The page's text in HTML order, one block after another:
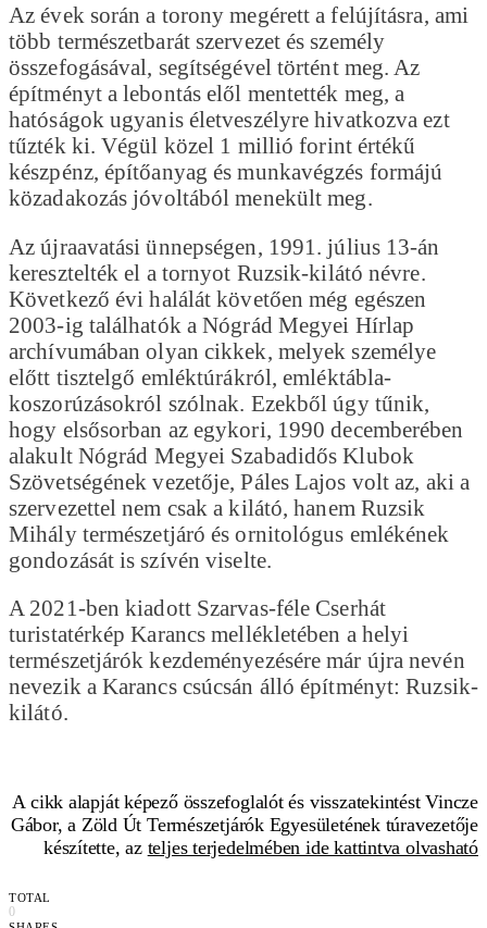
Az évek során a torony megérett a felújításra, ami
több természetbarát szervezet és személy
összefogásával, segítségével történt meg. Az
építményt a lebontás elől mentették meg, a
hatóságok ugyanis életveszélyre hivatkozva ezt
tűzték ki. Végül közel 1 millió forint értékű
készpénz, építőanyag és munkavégzés formájú
közadakozás jóvoltából menekült meg.
Az újraavatási ünnepségen, 1991. július 13-án
keresztelték el a tornyot Ruzsik-kilátó névre.
Következő évi halálát követően még egészen
2003-ig találhatók a Nógrád Megyei Hírlap
archívumában olyan cikkek, melyek személye
előtt tisztelgő emléktúrákról, emléktábla-
koszorúzásokról szólnak. Ezekből úgy tűnik,
hogy elsősorban az egykori, 1990 decemberében
alakult Nógrád Megyei Szabadidős Klubok
Szövetségének vezetője, Páles Lajos volt az, aki a
szervezettel nem csak a kilátó, hanem Ruzsik
Mihály természetjáró és ornitológus emlékének
gondozását is szívén viselte.
A 2021-ben kiadott Szarvas-féle Cserhát
turistatérkép Karancs mellékletében a helyi
természetjárók kezdeményezésére már újra nevén
nevezik a Karancs csúcsán álló építményt: Ruzsik-
kilátó.
A cikk alapját képező összefoglalót és visszatekintést Vincze
Gábor, a Zöld Út Természetjárók Egyesületének túravezetője
készítette, az teljes terjedelmében ide kattintva olvasható
TOTAL
0